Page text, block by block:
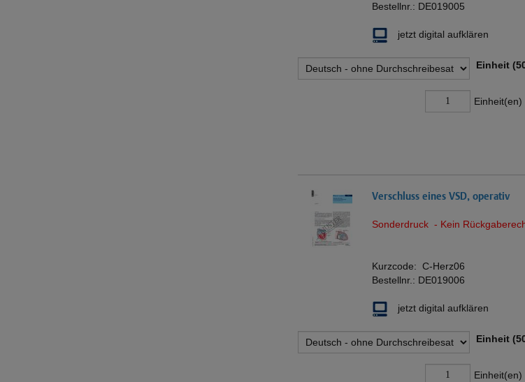
Bestellnr.: DE019005
jetzt digital aufklären
Einheit
Einheit(en)
Verschluss eines VSD, operativ
Sonderdruck - Kein
Kurzcode: C-Herz06
Bestellnr.: DE019006
jetzt digital aufklären
Einheit
Einheit(en)